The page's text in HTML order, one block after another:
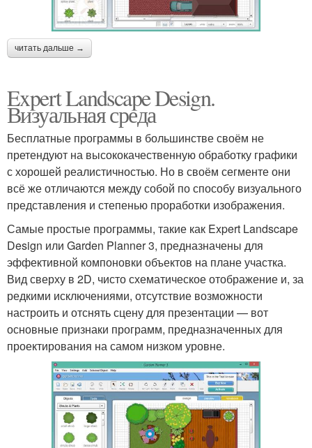
читать дальше →
Expert Landscape Design.
Визуальная среда
Бесплатные программы в большинстве своём не
претендуют на высококачественную обработку графики
с хорошей реалистичностью. Но в своём сегменте они
всё же отличаются между собой по способу визуального
представления и степенью проработки изображения.
Самые простые программы, такие как Expert Landscape
Design или Garden Planner 3, предназначены для
эффективной компоновки объектов на плане участка.
Вид сверху в 2D, чисто схематическое отображение и, за
редкими исключениями, отсутствие возможности
настроить и отснять сцену для презентации — вот
основные признаки программ, предназначенных для
проектирования на самом низком уровне.